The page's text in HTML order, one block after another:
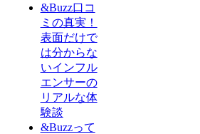
&Buzz口コ
ミの真実！
表面だけで
は分からな
いインフル
エンサーの
リアルな体
験談
&Buzzって